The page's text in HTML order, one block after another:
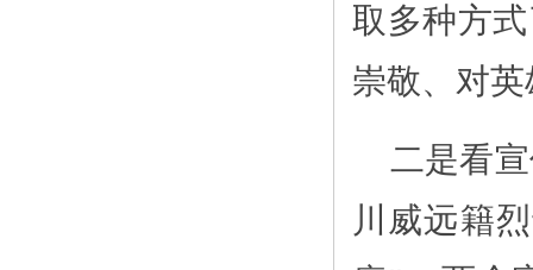
取多种方
崇敬、对
二是看
川威远籍